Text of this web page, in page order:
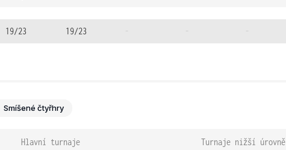
19/23 19/23 - - -
Smíšené čtyřhry
Hlavní turnaje Turnaje nižší úrovně